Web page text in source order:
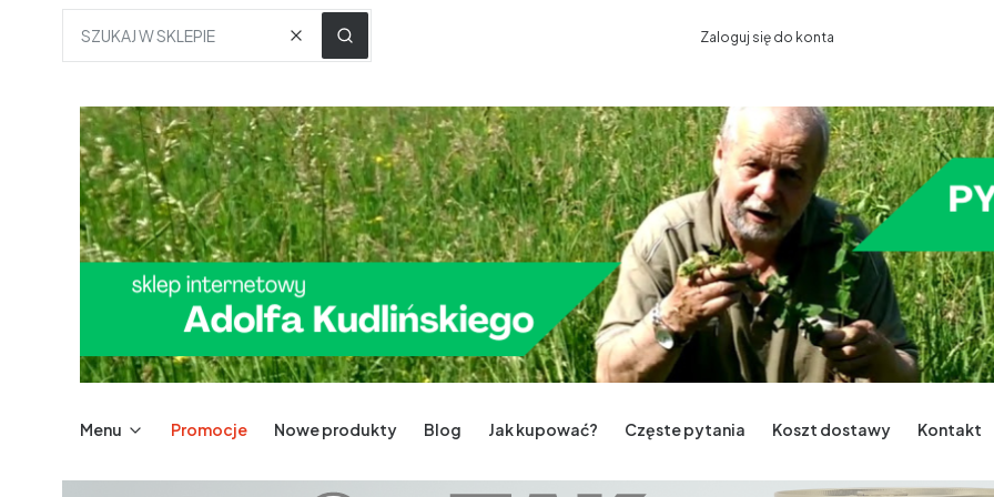
WyczyśćSZUKAJ W SKLEPIE Zaloguj się do konta
Menu Promocje Nowe produkty Blog Jak kupować? Częste pytania Koszt dostawy Kontakt